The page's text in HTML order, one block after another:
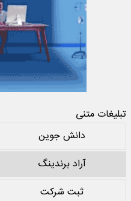
تبلیغات متنی
دانش جوین
آراد برندینگ
ثبت شرکت